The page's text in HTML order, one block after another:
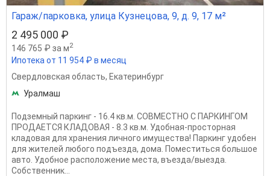
Гараж/парковка, улица Кузнецова, 9, д. 9, 17 м²
2 495 000 ₽
146 765 ₽ за м2
Ипотека от 11 954 ₽ в месяц
Свердловская область, Екатеринбург
Уралмаш
Подземный паркинг - 16.4 кв.м. СОВМЕСТНО С ПАРКИНГОМ
ПРОДАЕТСЯ КЛАДОВАЯ - 8.3 кв.м. Удобная-просторная
кладовая для хранения личного имущества! Паркинг удобен
для жителей любого подъезда, дома. Поместиться большое
авто. Удобное расположение места, въезда/выезда.
Собственник...